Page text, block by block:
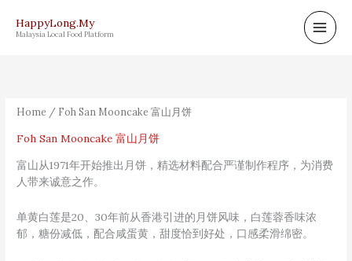
content
HappyLong.My
Malaysia Local Food Platform
Home / Foh San Mooncake 富山月饼
Foh San Mooncake 富山月饼
富山从1971年开始推出月饼，精选材料配合严谨制作程序，为消费
人带来诚意之作。
单黄白莲是20、30年前从香港引进的月饼风味，白莲蓉香味浓
郁，糖份减低，配合咸蛋黄，甜度恰到好处，口感柔滑绵密。